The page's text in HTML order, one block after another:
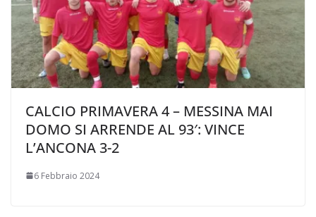
CALCIO PRIMAVERA 4 – MESSINA MAI
DOMO SI ARRENDE AL 93′: VINCE
L’ANCONA 3-2
6 Febbraio 2024